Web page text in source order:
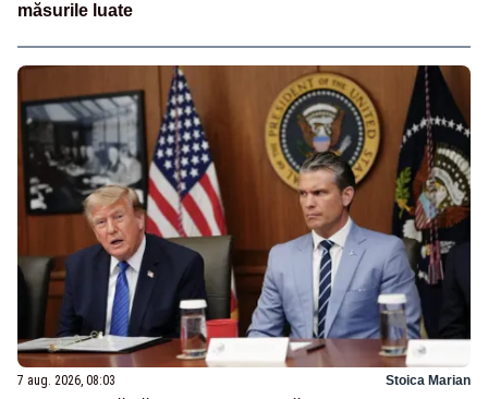
măsurile luate
7 aug. 2026, 08:03 Stoica Marian